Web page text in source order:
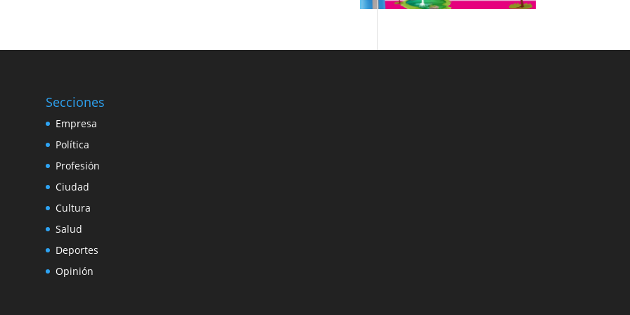
Secciones
Empresa
Política
Profesión
Ciudad
Cultura
Salud
Deportes
Opinión